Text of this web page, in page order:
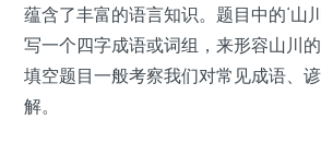
蕴含了丰富的语言知识。题目中的‘山
写一个四字成语或词组，来形容山川
填空题目一般考察我们对常见成语、
解。